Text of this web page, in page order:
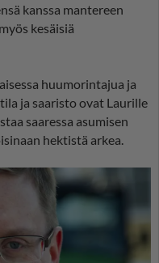
kanssa mantereen
kesäisiä
huumorintajua ja
ja saaristo ovat Laurille
saaressa asumisen
hektistä arkea.